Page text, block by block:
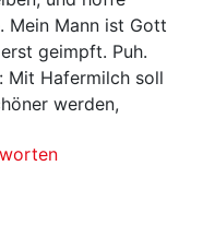
Mein Mann ist Gott
geimpft. Puh.
Mit Hafermilch soll
werden,